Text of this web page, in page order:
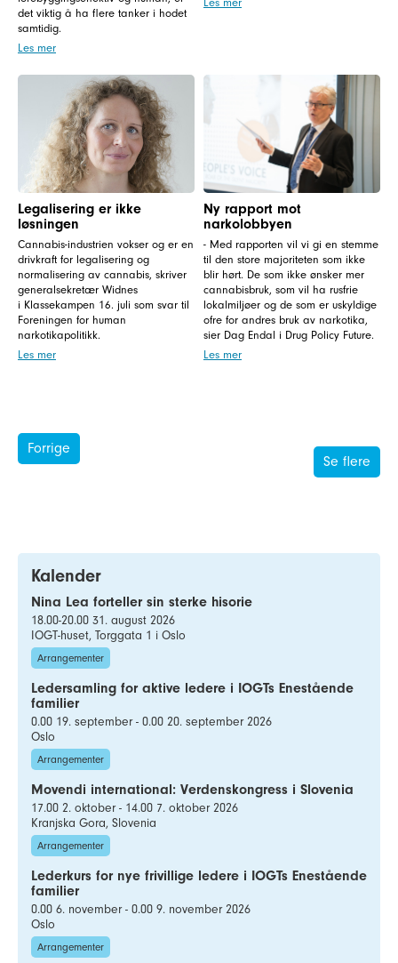
det viktig å ha flere tanker i hodet
samtidig.
Les mer
Legalisering er ikke
løsningen
Cannabis-industrien vokser og er en
drivkraft for legalisering og
normalisering av cannabis, skriver
generalsekretær Widnes
i Klassekampen 16. juli som svar til
Foreningen for human
narkotikapolitikk.
Les mer
Ny rapport mot
narkolobbyen
- Med rapporten vil vi gi en stemme
til den store majoriteten som ikke
blir hørt. De som ikke ønsker mer
cannabisbruk, som vil ha rusfrie
lokalmiljøer og de som er uskyldige
ofre for andres bruk av narkotika,
sier Dag Endal i Drug Policy Future.
Les mer
Forrige
Se flere
Kalender
Nina Lea forteller sin sterke hisorie
18.00-20.00 31. august 2026
IOGT-huset, Torggata 1 i Oslo
Arrangementer
Ledersamling for aktive ledere i IOGTs Enestående
familier
0.00 19. september - 0.00 20. september 2026
Oslo
Arrangementer
Movendi international: Verdenskongress i Slovenia
17.00 2. oktober - 14.00 7. oktober 2026
Kranjska Gora, Slovenia
Arrangementer
Lederkurs for nye frivillige ledere i IOGTs Enestående
familier
0.00 6. november - 0.00 9. november 2026
Oslo
Arrangementer